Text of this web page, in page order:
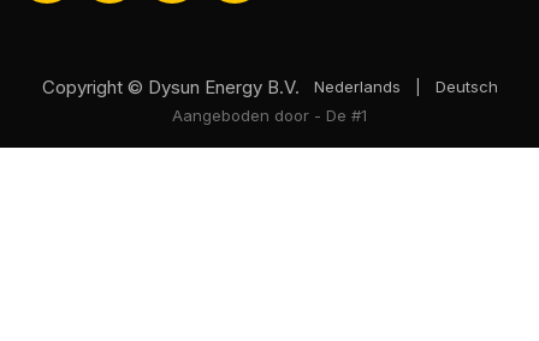
Copyright © Dysun Energy B.V. Nederlands
Deutsch
Aangeboden door - De #1